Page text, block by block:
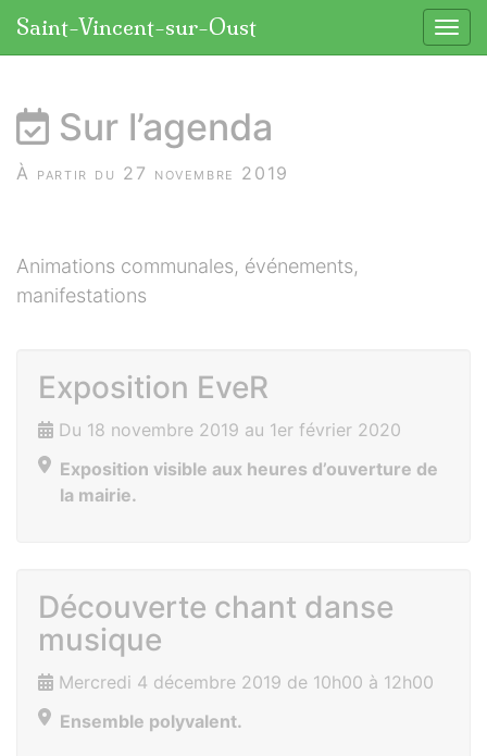
Saint-Vincent-sur-Oust
Sur l’agenda
À partir du 27 novembre 2019
Animations communales, événements,
manifestations
Exposition EveR
Du 18 novembre 2019 au 1er février 2020
Exposition visible aux heures d’ouverture de
la mairie.
Découverte chant danse
musique
Mercredi 4 décembre 2019 de 10h00 à 12h00
Ensemble polyvalent.
Panneau de gestion des cookies